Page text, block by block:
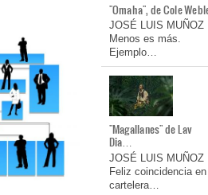
"Omaha", de Cole
JOSÉ LUIS MUÑOZ
Menos es más.
Ejemplo…
"Magallanes" de Lav
Dia…
JOSÉ LUIS MUÑOZ
Feliz coincidencia en
cartelera…